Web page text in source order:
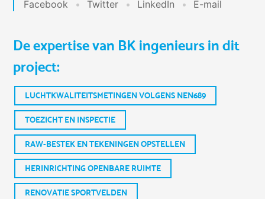
Facebook Twitter LinkedIn E-mail
De expertise van BK ingenieurs in dit
project:
LUCHTKWALITEITSMETINGEN VOLGENS NEN689
TOEZICHT EN INSPECTIE
RAW-BESTEK EN TEKENINGEN OPSTELLEN
HERINRICHTING OPENBARE RUIMTE
RENOVATIE SPORTVELDEN